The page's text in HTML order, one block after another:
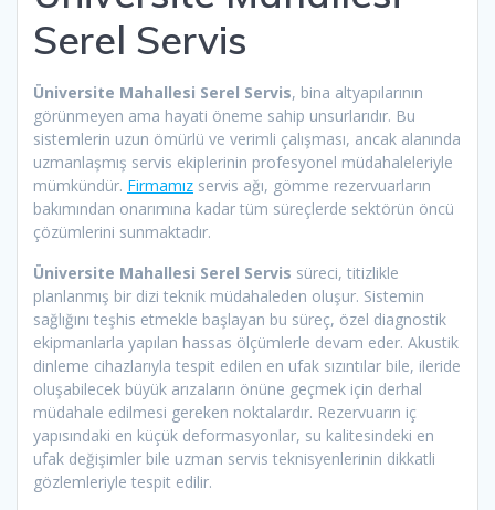
Serel Servis
Üniversite Mahallesi Serel Servis, bina altyapılarının
görünmeyen ama hayati öneme sahip unsurlarıdır. Bu
sistemlerin uzun ömürlü ve verimli çalışması, ancak alanında
uzmanlaşmış servis ekiplerinin profesyonel müdahaleleriyle
mümkündür. Firmamız servis ağı, gömme rezervuarların
bakımından onarımına kadar tüm süreçlerde sektörün öncü
çözümlerini sunmaktadır.
Üniversite Mahallesi Serel Servis süreci, titizlikle
planlanmış bir dizi teknik müdahaleden oluşur. Sistemin
sağlığını teşhis etmekle başlayan bu süreç, özel diagnostik
ekipmanlarla yapılan hassas ölçümlerle devam eder. Akustik
dinleme cihazlarıyla tespit edilen en ufak sızıntılar bile, ileride
oluşabilecek büyük arızaların önüne geçmek için derhal
müdahale edilmesi gereken noktalardır. Rezervuarın iç
yapısındaki en küçük deformasyonlar, su kalitesindeki en
ufak değişimler bile uzman servis teknisyenlerinin dikkatli
gözlemleriyle tespit edilir.